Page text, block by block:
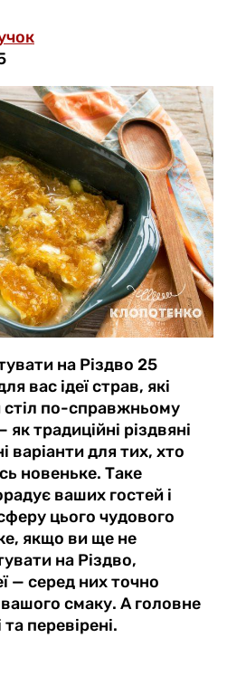
на Різдво 25
вас ідеї страв, які
по-справжньому
традиційні різдвяні
варіанти для тих, хто
новеньке. Таке
ваших гостей і
цього чудового
якщо ви ще не
на Різдво,
— серед них точно
смаку. А головне
перевірені.